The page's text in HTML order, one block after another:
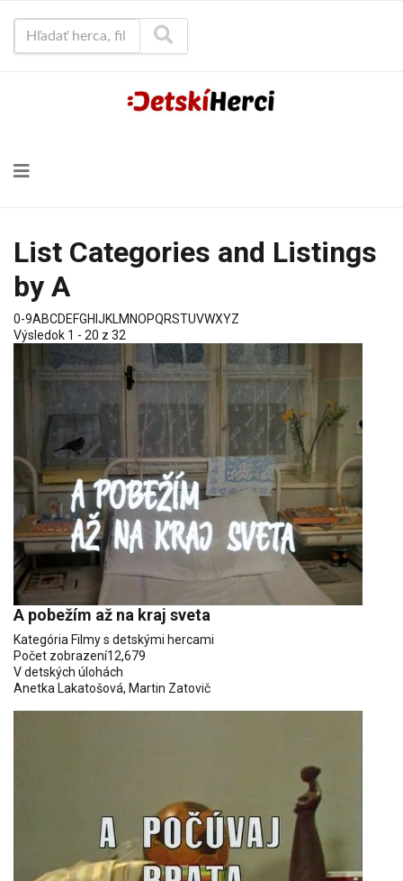
List Categories and Listings
by A
0-9ABCDEFGH JKLM NOPQRSTUVWXYZ
Výsledok 1 - 20 z 32
A pobežím až na kraj sveta
Kategória Filmy s detskými hercami
Počet zobrazení12,679
V detských úlohách
Anetka Lakatošová, Martin Zatovič